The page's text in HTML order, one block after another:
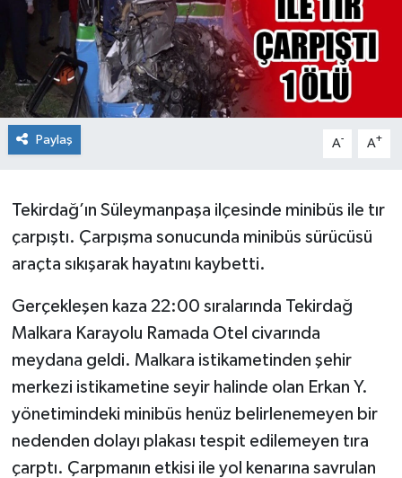
Paylaş A- A+
Tekirdağ’ın Süleymanpaşa ilçesinde minibüs ile tır
çarpıştı. Çarpışma sonucunda minibüs sürücüsü
araçta sıkışarak hayatını kaybetti.
Gerçekleşen kaza 22:00 sıralarında Tekirdağ
Malkara Karayolu Ramada Otel civarında
meydana geldi. Malkara istikametinden şehir
merkezi istikametine seyir halinde olan Erkan Y.
yönetimindeki minibüs henüz belirlenemeyen bir
nedenden dolayı plakası tespit edilemeyen tıra
çarptı. Çarpmanın etkisi ile yol kenarına savrulan